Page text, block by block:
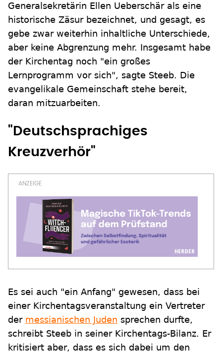
Generalsekretärin Ellen Ueberschär als eine
historische Zäsur bezeichnet, und gesagt, es
gebe zwar weiterhin inhaltliche Unterschiede,
aber keine Abgrenzung mehr. Insgesamt habe
der Kirchentag noch "ein großes
Lernprogramm vor sich", sagte Steeb. Die
evangelikale Gemeinschaft stehe bereit,
daran mitzuarbeiten.
"Deutschsprachiges
Kreuzverhör"
Es sei auch "ein Anfang" gewesen, dass bei
einer Kirchentagsveranstaltung ein Vertreter
der messianischen Juden sprechen durfte,
schreibt Steeb in seiner Kirchentags-Bilanz. Er
kritisiert aber, dass es sich dabei um den